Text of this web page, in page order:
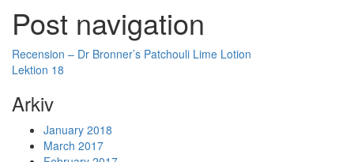
Post navigation
Recension – Dr Bronner’s Patchouli Lime Lotion
Lektion 18
Arkiv
January 2018
March 2017